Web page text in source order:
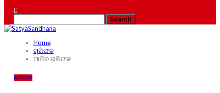
Home
ରାଶିଫଳ
ଆଜିର ରାଶିଫଳ
ରାଶିଫଳ